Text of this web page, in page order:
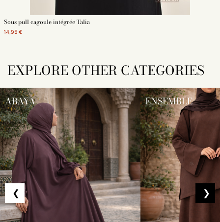
Sous pull cagoule intégrée Talia
14,95 €
EXPLORE OTHER CATEGORIES
ABAYA ENSEMBLE
❮ ❯